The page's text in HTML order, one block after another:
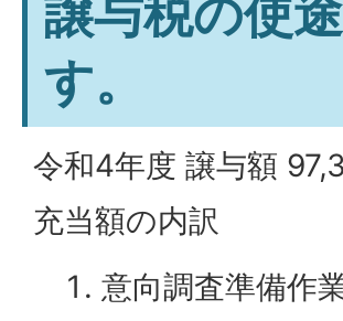
譲与税の使
す。
令和4年度 譲与額
充当額の内訳
意向調査準備作